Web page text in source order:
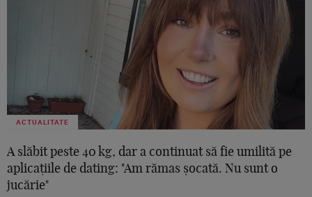
ACTUALITATE
A slăbit peste 40 kg, dar a continuat să fie umilită pe
aplicațiile de dating: "Am rămas șocată. Nu sunt o
jucărie"